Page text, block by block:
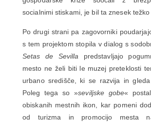
socialnimi stiskami, je bil ta znesek težko
Po drugi strani pa zagovorniki
s tem projektom stopila v dialog s
Setas de Sevilla predstavljajo
mesto ne želi biti le muzej preteklosti
urbano središče, ki se razvija in gleda
Poleg tega so »seviljske gobe«
obiskanih mestnih ikon, kar pomeni
od turizma in promocijo mesta